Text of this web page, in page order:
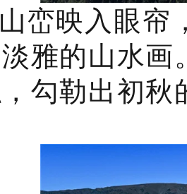
峦映入眼帘
雅的山水
勾勒出初